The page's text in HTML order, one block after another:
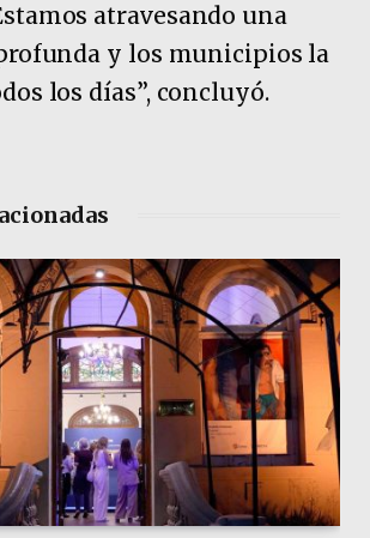
atravesando una
y los municipios la
los días”, concluyó.